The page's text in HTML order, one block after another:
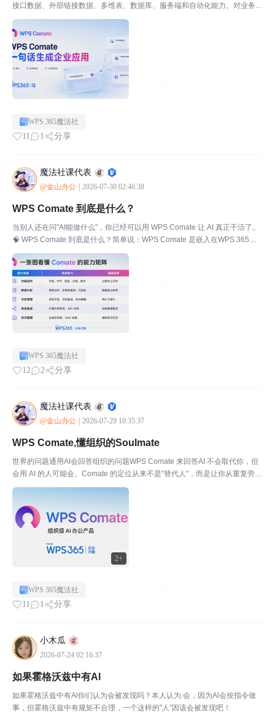
接口数据、外部链接数据、多维表、数据库、服务端和自动化能力。对业务同
学来说，它更像是一套“会表达，就会开发”的低门槛应用搭建方式。一句话理
解：你负责说清需求，Comate...
WPS 365魔法社
11 1 分享
魔法社课代表
@金山办公 2026-07-30 02:46:38
WPS Comate 到底是什么？
当别人还在问"AI能做什么"，你已经可以用 WPS Comate 让 AI 真正干活了。
🧠 WPS Comate 到底是什么？简单说：WPS Comate 是嵌入在WPS 365办
公生态中的企业级AI智能体平台。拆开来看，有三层意思：第一层：它不是聊
天机器...
WPS 365魔法社
12 2 分享
魔法社课代表
@金山办公 2026-07-29 10:35:37
2+
WPS Comate,懂组织的Soulmate
世界的问题通用AI会回答组织的问题WPS Comate 来回答AI 不会取代你，但
会用 AI 的人可能会。Comate 的定位从来不是"替代人"，而是让你从重复劳动
中解放出来，把精力花在更有创造性的工作上。现在就打开 Comate，试试跟
WPS 365魔法社
11 1 分享
小木瓜
2026-07-24 02:16:37
如果霍格沃兹中有Al
如果霍格沃兹中有Al你们认为会被发现吗？本人认为:会，因为Al会按指令做
事，但霍格沃兹中有规矩不合理，一个这样的"人”因该会被发现吧！